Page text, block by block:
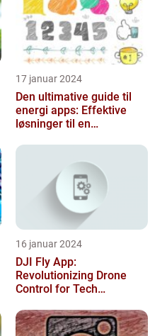
17 januar 2024
Den ultimative guide til
energi apps: Effektive
løsninger til en
16 januar 2024
DJI Fly App:
Revolutionizing Drone
Control for Tech